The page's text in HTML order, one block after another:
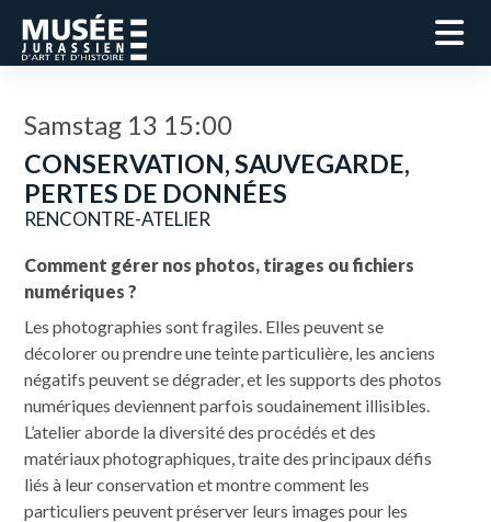
Samstag 13 15:00
CONSERVATION, SAUVEGARDE,
PERTES DE DONNÉES
RENCONTRE-ATELIER
Comment gérer nos photos, tirages ou fichiers
numériques ?
Les photographies sont fragiles. Elles peuvent se
décolorer ou prendre une teinte particulière, les anciens
négatifs peuvent se dégrader, et les supports des photos
numériques deviennent parfois soudainement illisibles.
L’atelier aborde la diversité des procédés et des
matériaux photographiques, traite des principaux défis
liés à leur conservation et montre comment les
particuliers peuvent préserver leurs images pour les